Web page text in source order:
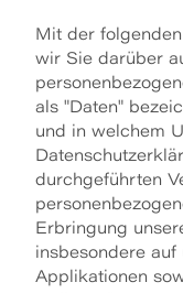
Mit der
wir Sie darüber
als "Daten"
und in welchem
durchgeführten
Erbringung
insbesondere auf
Applikationen